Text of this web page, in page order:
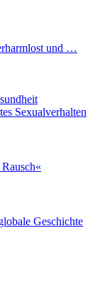
und …
Sexualverhalten
Geschichte